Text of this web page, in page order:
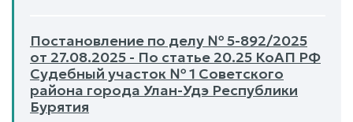
Постановление по делу № 5-892/2025
от 27.08.2025 - По статье 20.25 КоАП РФ
Судебный участок № 1 Советского
района города Улан-Удэ Республики
Бурятия